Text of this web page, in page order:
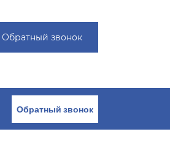
Обратный звонок
Обратный звонок